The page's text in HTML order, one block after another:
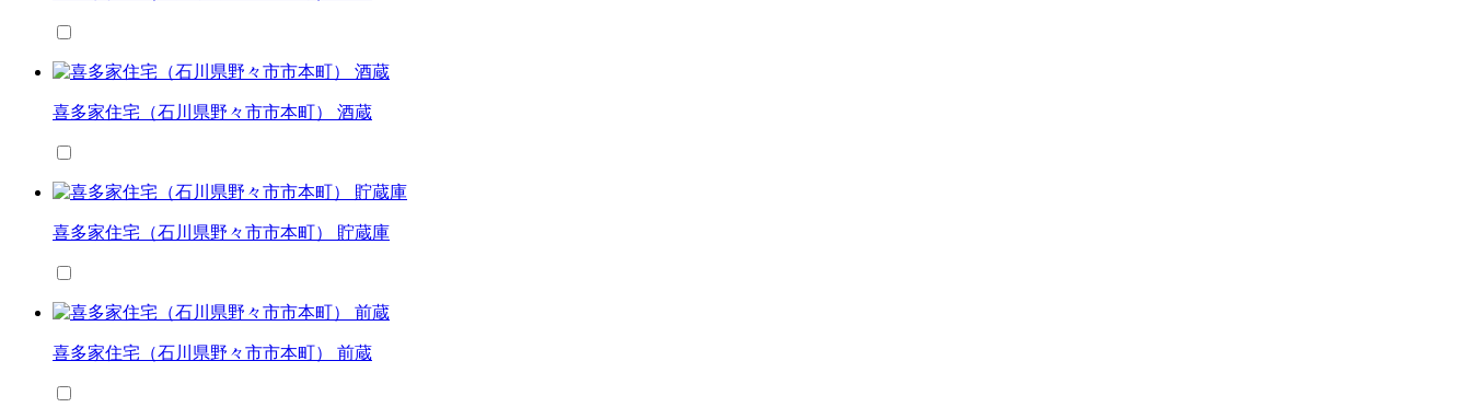
喜多家住宅（石川県野々市市本町） 酒蔵
喜多家住宅（石川県野々市市本町） 貯蔵庫
喜多家住宅（石川県野々市市本町） 前蔵